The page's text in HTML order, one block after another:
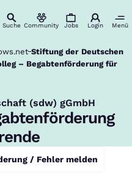
Suche Community Jobs Login Menü
Stiftung der Deutschen
– Begabtenförderung für
(sdw) gGmbH
/ Fehler melden